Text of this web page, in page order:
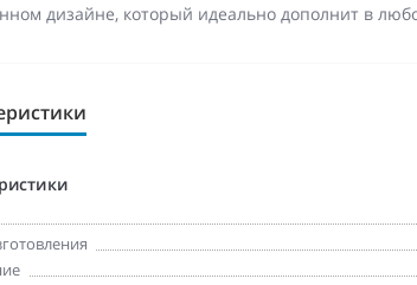
дизайне, который идеально дополнит в